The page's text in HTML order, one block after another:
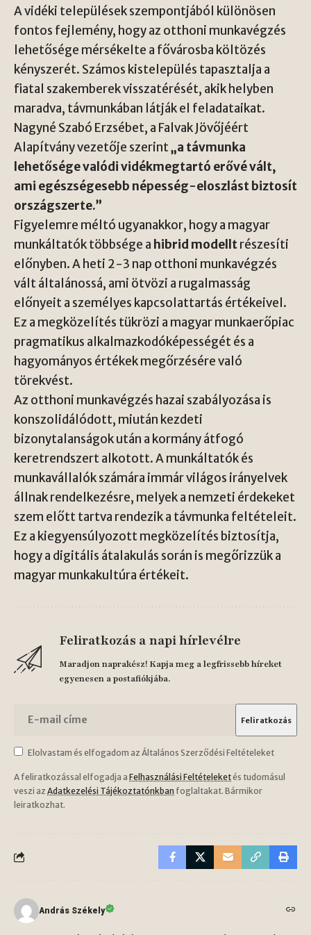
A vidéki települések szempontjából különösen
fontos fejlemény, hogy az otthoni munkavégzés
lehetősége mérsékelte a fővárosba költözés
kényszerét. Számos kistelepülés tapasztalja a
fiatal szakemberek visszatérését, akik helyben
maradva, távmunkában látják el feladataikat.
Nagyné Szabó Erzsébet, a Falvak Jövőjéért
Alapítvány vezetője szerint„a távmunka
lehetősége valódi vidékmegtartó erővé vált,
ami egészségesebb népesség-eloszlást biztosít
országszerte.”
Figyelemre méltó ugyanakkor, hogy a magyar
munkáltatók többsége a hibrid modelltrészesíti
előnyben. A heti 2-3 nap otthoni munkavégzés
vált általánossá, ami ötvözi a rugalmasság
előnyeit a személyes kapcsolattartás értékeivel.
Ez a megközelítés tükrözi a magyar munkaerőpiac
pragmatikus alkalmazkodóképességét és a
hagyományos értékek megőrzésére való
törekvést.
Az otthoni munkavégzés hazai szabályozása is
konszolidálódott, miután kezdeti
bizonytalanságok után a kormány átfogó
keretrendszert alkotott. A munkáltatók és
munkavállalók számára immár világos irányelvek
állnak rendelkezésre, melyek a nemzeti érdekeket
szem előtt tartva rendezik a távmunka feltételeit.
Ez a kiegyensúlyozott megközelítés biztosítja,
hogy a digitális átalakulás során is megőrizzük a
magyar munkakultúra értékeit.
Feliratkozás a napi hírlevélre
Maradjon naprakész! Kapja meg a legfrissebb híreket
egyenesen a postafiókjába.
Elolvastam és elfogadom az Általános Szerződési Feltételeket
A feliratkozással elfogadja a Felhasználási Feltételeketés tudomásul
veszi az Adatkezelési Tájékoztatónkban foglaltakat. Bármikor
leiratkozhat.
András Székely